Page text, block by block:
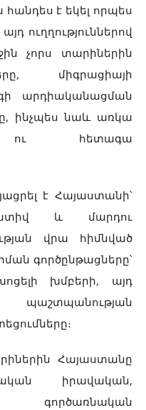
է եկել որպես
ուղղություններով
չորս տարիներին
միգրացիայի
արդիականացման
ինչպես նաև առկա
ու հետագա
է Հայաստանի՝
և մարդու
վրա հիմնված
գործընթացները՝
խմբերի, այդ
Հայաստանը
իրավական,
գործառնական